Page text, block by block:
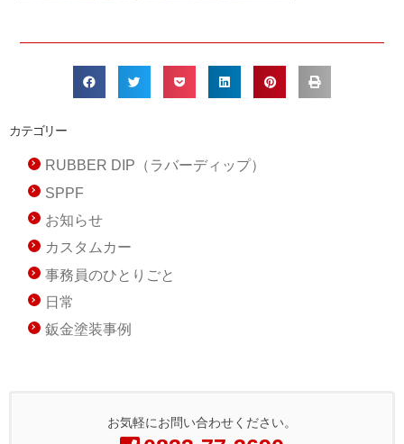
カテゴリー
RUBBER DIP（ラバーディップ）
SPPF
お知らせ
カスタムカー
事務員のひとりごと
日常
鈑金塗装事例
お気軽にお問い合わせください。